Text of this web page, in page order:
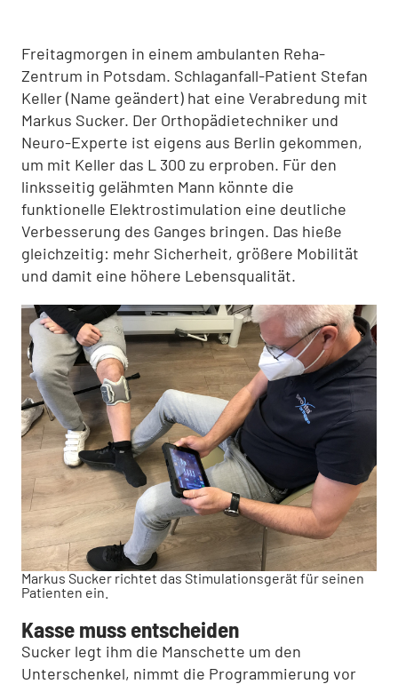
Freitagmorgen in einem ambulanten Reha-
Zentrum in Potsdam. Schlaganfall-Patient Stefan
Keller (Name geändert) hat eine Verabredung mit
Markus Sucker. Der Orthopädietechniker und
Neuro-Experte ist eigens aus Berlin gekommen,
um mit Keller das L 300 zu erproben. Für den
linksseitig gelähmten Mann könnte die
funktionelle Elektrostimulation eine deutliche
Verbesserung des Ganges bringen. Das hieße
gleichzeitig: mehr Sicherheit, größere Mobilität
und damit eine höhere Lebensqualität.
Markus Sucker richtet das Stimulationsgerät für seinen
Patienten ein.
Kasse muss entscheiden
Sucker legt ihm die Manschette um den
Unterschenkel, nimmt die Programmierung vor